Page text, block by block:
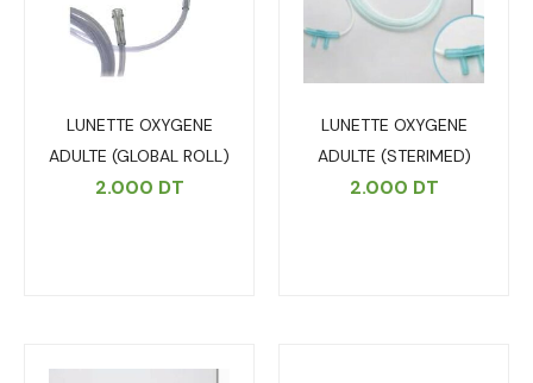
LUNETTE OXYGENE
ADULTE (GLOBAL ROLL)
2.000 DT
LUNETTE OXYGENE
ADULTE (STERIMED)
2.000 DT